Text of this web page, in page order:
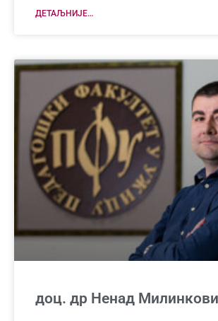
ДЕТАЉНИЈЕ…
доц. др Ненад